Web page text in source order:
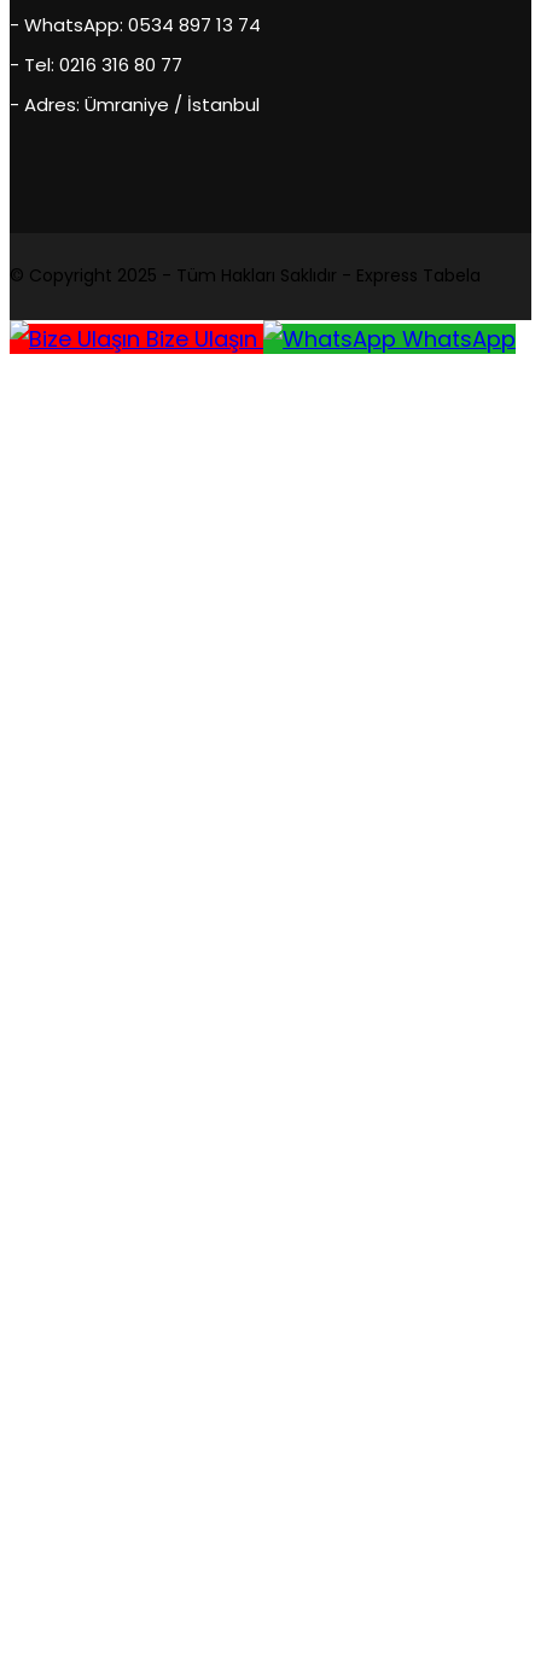
- WhatsApp: 0534 897 13 74
- Tel: 0216 316 80 77
- Adres: Ümraniye / İstanbul
© Copyright 2025 - Tüm Hakları Saklıdır - Express Tabela
Bize Ulaşın WhatsApp